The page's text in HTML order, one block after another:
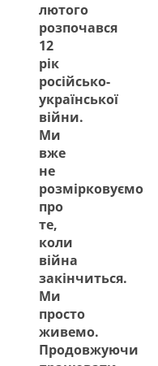
лютого
розпочався
12
рік
російсько-
української
війни.
Ми
вже
не
розмірковуємо
про
те,
коли
війна
закінчиться.
Ми
просто
живемо.
Продовжуючи